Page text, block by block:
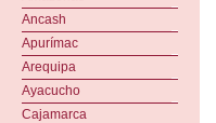
Ancash
Apurímac
Arequipa
Ayacucho
Cajamarca